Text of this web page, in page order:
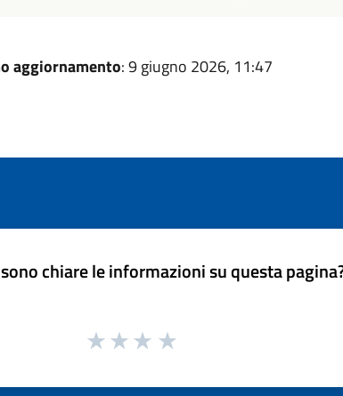
aggiornamento: 9 giugno 2026, 11:47
chiare le informazioni su questa